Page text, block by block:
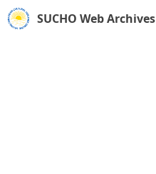
SUCHO Web Archives